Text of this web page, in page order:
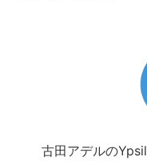
古田アデルの